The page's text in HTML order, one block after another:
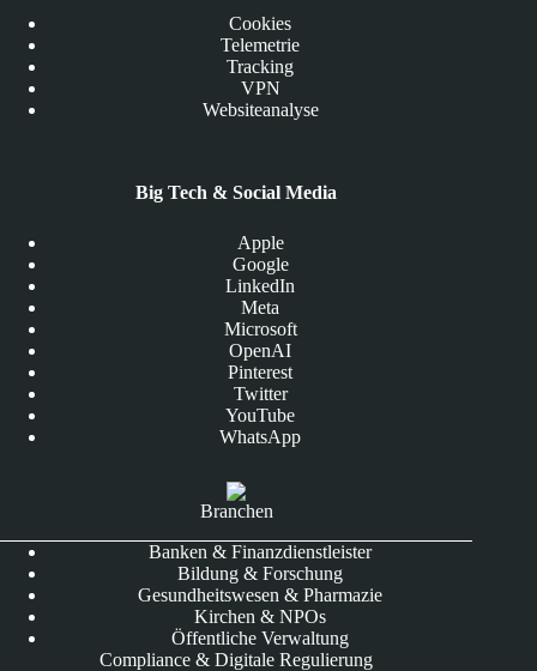
Cookies
Telemetrie
Tracking
VPN
Websiteanalyse
Big Tech & Social Media
Apple
Google
LinkedIn
Meta
Microsoft
OpenAI
Pinterest
Twitter
YouTube
WhatsApp
Branchen
Banken & Finanzdienstleister
Bildung & Forschung
Gesundheitswesen & Pharmazie
Kirchen & NPOs
Öffentliche Verwaltung
Compliance & Digitale Regulierung